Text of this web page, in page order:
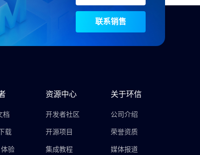
联系销售
档
载
体验
资源中心
开发者社区
开源项目
集成教程
关于环信
公司介绍
荣誉资质
媒体报道